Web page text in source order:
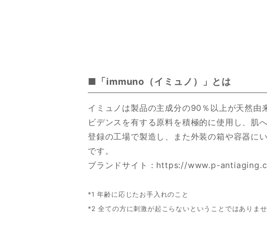
■「immuno（イミュノ）」とは
イミュノは製品の主成分の90％以上が天然由
ビデンスを有する原料を積極的に使用し、肌
登録の工場で製造し、また外装の箱や容器に
です。
ブランドサイト： https://www.p-
*1 年齢に応じたお手入れのこと
*2 全ての方に刺激が起こらないということではありま